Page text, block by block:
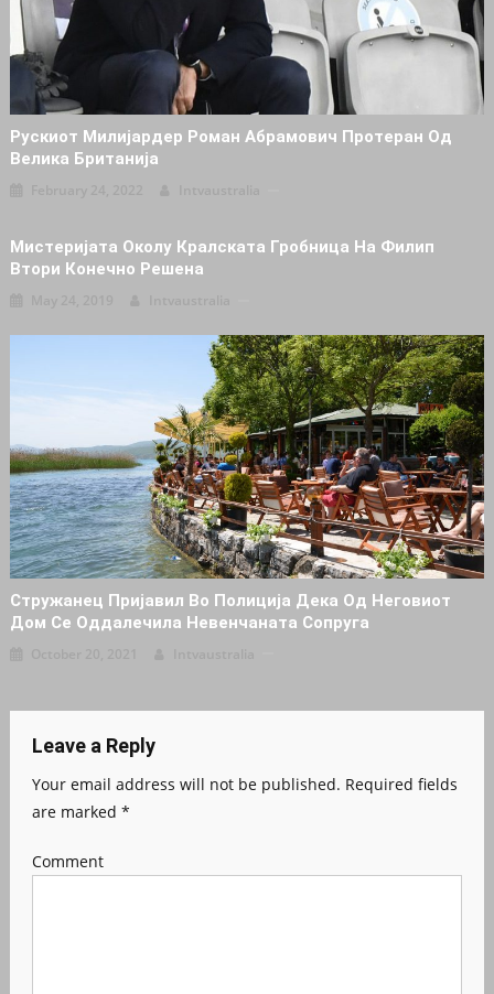
Рускиот Милијардер Роман Абрамович Протеран Од
Велика Британија
Мистеријата Околу Кралската Гробница На Филип
Втори Конечно Решена
Стружанец Пријавил Во Полиција Дека Од Неговиот
Дом Се Оддалечила Невенчаната Сопруга
Leave a Reply
Your email address will not be published. Required fields
are marked *
Comment